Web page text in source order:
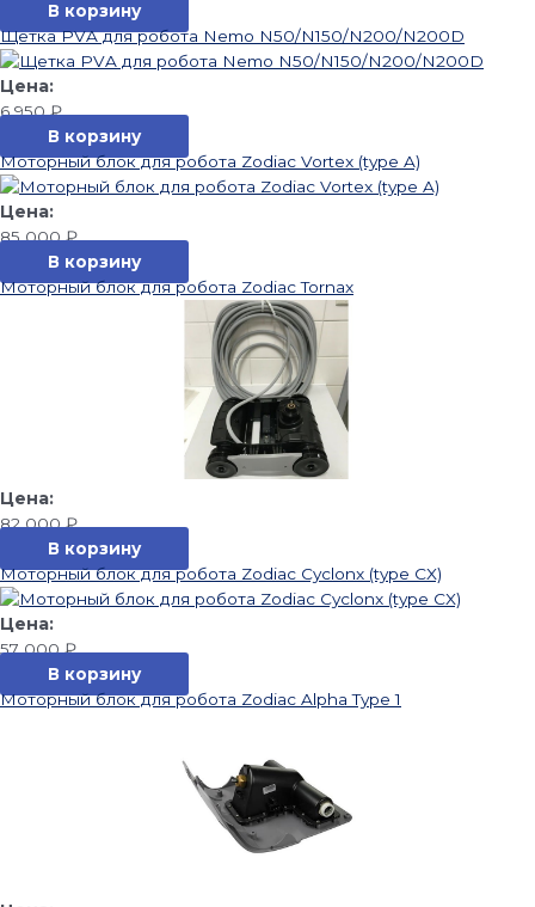
В корзину
Щетка PVA для робота Nemo N50/N150/N200/N200D
6 950₽
В корзину
Моторный блок для робота Zodiac Vortex (type A)
85 000₽
В корзину
Моторный блок для робота Zodiac Tornax
82 000₽
В корзину
Моторный блок для робота Zodiac Cyclonx (type CX)
57 000₽
В корзину
Моторный блок для робота Zodiac Alpha Type 1